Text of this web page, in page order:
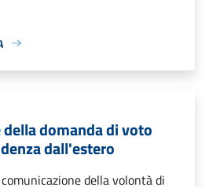
domanda di voto
dall'estero
della volontà di